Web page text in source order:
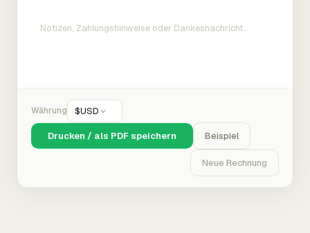
Währung $USD
Drucken / als PDF speichern Beispiel
Neue Rechnung